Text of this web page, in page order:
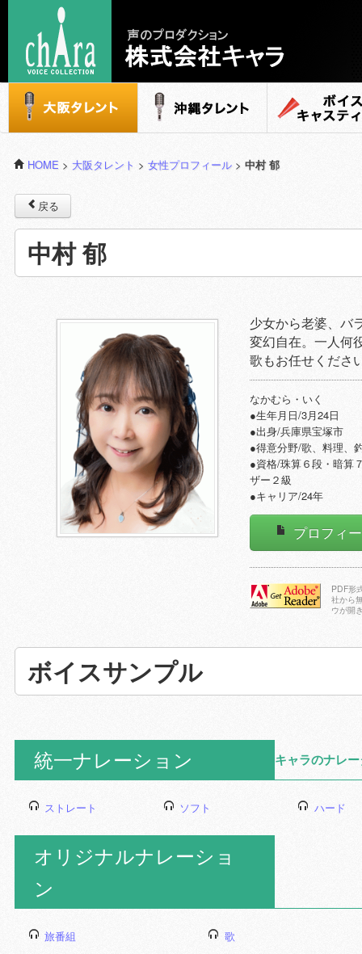
声のプロダクション - 株式会社キャラ
大阪タレント 沖縄タレント ボイスキャステ
HOME > 大阪タレント > 女性プロフィール > 中村 郁
戻る
中村 郁
少女から老婆、バ
変幻自在。一人何
歌もお任せくださ
なかむら・いく
●生年月日/3月24日
●出身/兵庫県宝塚市
●得意分野/歌、料理、
●資格/珠算６段・暗算
ザー２級
●キャリア/24年
プロフィ
ドする
PDF形
社から
ウが開
ボイスサンプル
統一ナレーション キャラのナレ
ストレート ソフト ハード
オリジナルナレーショ
ン
旅番組
歌